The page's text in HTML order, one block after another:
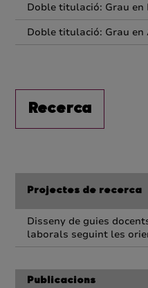
Doble titulació: Grau en
Doble titulació: Grau en
Recerca
Projectes de recerca
Disseny de guies
laborals seguint les
Publicacions